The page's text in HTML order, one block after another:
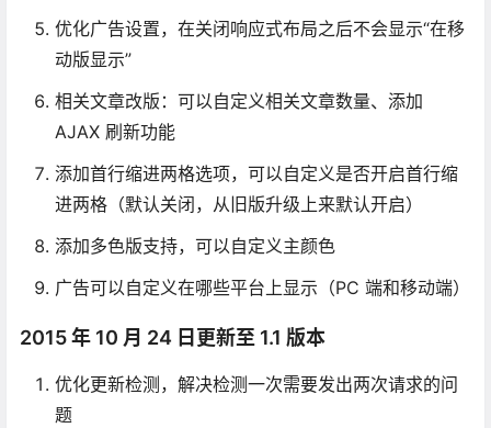
优化广告设置，在关闭响应式布局之后不会显示“在移
动版显示”
相关文章改版：可以自定义相关文章数量、添加
AJAX 刷新功能
添加首行缩进两格选项，可以自定义是否开启首行缩
进两格（默认关闭，从旧版升级上来默认开启）
添加多色版支持，可以自定义主颜色
广告可以自定义在哪些平台上显示（PC 端和移动端）
2015 年 10 月 24 日更新至 1.1 版本
优化更新检测，解决检测一次需要发出两次请求的问
题